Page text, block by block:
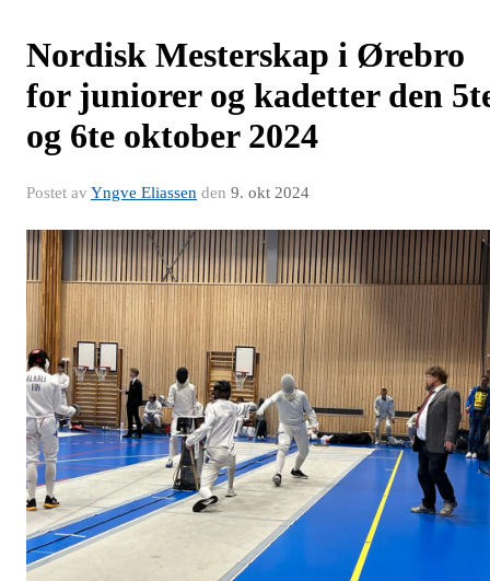
Nordisk Mesterskap i Ørebro
for juniorer og kadetter den
og 6te oktober 2024
Postet av Yngve Eliassen den 9. okt 2024